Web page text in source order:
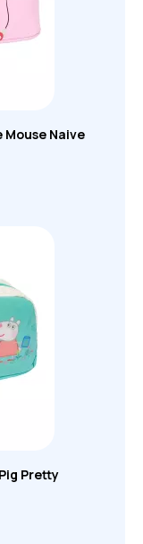
Naive
Pretty